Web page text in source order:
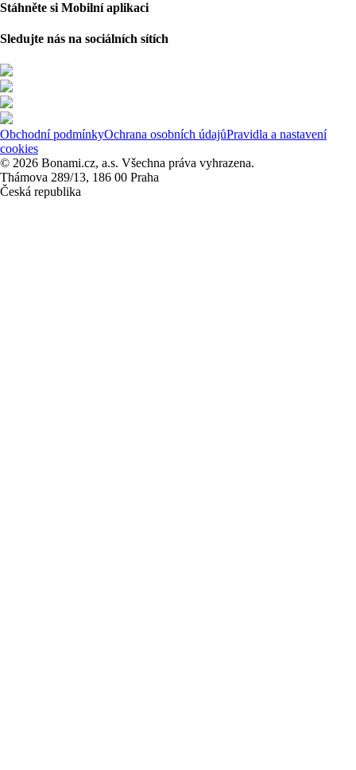
Stáhněte si Mobilní aplikaci
Sledujte nás na sociálních sítích
Obchodní podmínkyOchrana osobních údajůPravidla a nastavení
cookies
© 2026 Bonami.cz, a.s. Všechna práva vyhrazena.
Thámova 289/13, 186 00 Praha
Česká republika